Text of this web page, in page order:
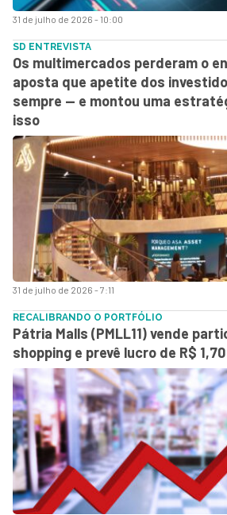
31 de julho de 2026 - 10:00
31 de julho de 2026 - 7:11
SD ENTREVISTA
Os multimercados perderam o
aposta que apetite dos
sempre — e montou uma
isso
RECALIBRANDO O PORTFÓLIO
Pátria Malls (PMLL11) vende
shopping e prevê lucro de R$